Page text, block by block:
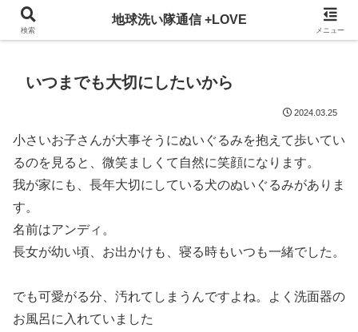
3ヵ月に一回発行している地球洗い隊通信を、WEBでも掲載！
いつまでも大切にしたいから
2024.03.25
小さいお子さんが大事そうにぬいぐるみを抱えて歩いてい
るのを見ると、微笑ましくて自然に笑顔になります。
我が家にも、長年大切にしている犬のぬいぐるみがありま
す。
名前はアンディ。
長女が幼い頃、お出かけも、寝る時もいつも一緒でした。
でも可愛がる分、汚れてしまうんですよね。よく洗面器の
お風呂に入れていました
検索
地球洗い隊通信 +LOVE
メニュー